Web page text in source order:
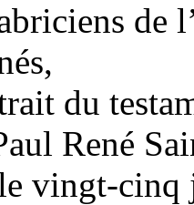
de
du
René
vingt-